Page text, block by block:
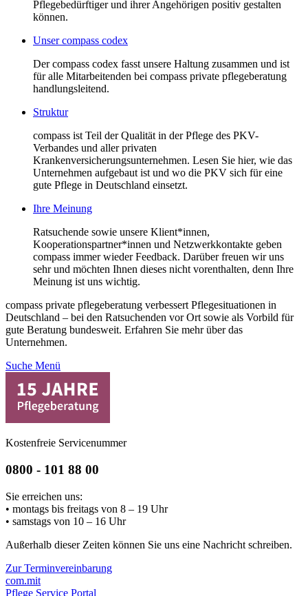
Pflegebedürftiger und ihrer Angehörigen positiv gestalten
können.
Unser compass codex
Der compass codex fasst unsere Haltung zusammen und ist
für alle Mitarbeitenden bei compass private pflegeberatung
handlungsleitend.
Struktur
compass ist Teil der Qualität in der Pflege des PKV-
Verbandes und aller privaten
Krankenversicherungsunternehmen. Lesen Sie hier, wie das
Unternehmen aufgebaut ist und wo die PKV sich für eine
gute Pflege in Deutschland einsetzt.
Ihre Meinung
Ratsuchende sowie unsere Klient*innen,
Kooperationspartner*innen und Netzwerkkontakte geben
compass immer wieder Feedback. Darüber freuen wir uns
sehr und möchten Ihnen dieses nicht vorenthalten, denn Ihre
Meinung ist uns wichtig.
compass private pflegeberatung verbessert Pflegesituationen in
Deutschland – bei den Ratsuchenden vor Ort sowie als Vorbild für
gute Beratung bundesweit. Erfahren Sie mehr über das
Unternehmen.
Suche Menü
Kostenfreie Servicenummer
0800 - 101 88 00
Sie erreichen uns:
• montags bis freitags von 8 – 19 Uhr
• samstags von 10 – 16 Uhr
Außerhalb dieser Zeiten können Sie uns eine Nachricht schreiben.
Zur Terminvereinbarung
com.mit
Pflege Service Portal